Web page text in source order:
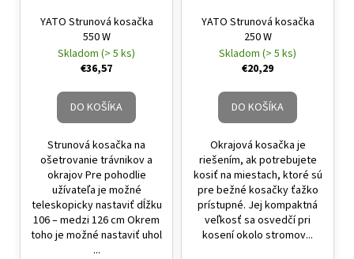
YATO Strunová kosačka
550 W
Skladom (> 5 ks)
€36,57
DO KOŠÍKA
Strunová kosačka na
ošetrovanie trávnikov a
okrajov Pre pohodlie
užívateľa je možné
teleskopicky nastaviť dĺžku
106 – medzi 126 cm Okrem
toho je možné nastaviť uhol
...
YATO Strunová kosačka
250 W
Skladom (> 5 ks)
€20,29
DO KOŠÍKA
Okrajová kosačka je
riešením, ak potrebujete
kosiť na miestach, ktoré sú
pre bežné kosačky ťažko
prístupné. Jej kompaktná
veľkosť sa osvedčí pri
kosení okolo stromov...
HĽADAŤ